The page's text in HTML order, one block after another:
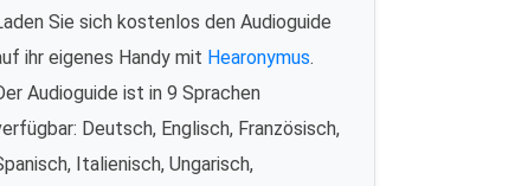
Sie sich kostenlos den Audioguide
ihr eigenes Handy mit Hearonymus.
Audioguide ist in 9 Sprachen
Deutsch, Englisch, Französisch,
Italienisch, Ungarisch,